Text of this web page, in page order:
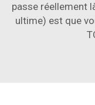
passe réellement
ultime) est que